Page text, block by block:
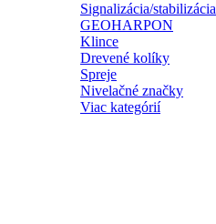
Signalizácia/stabilizácia
GEOHARPON
Klince
Drevené kolíky
Spreje
Nivelačné značky
Viac kategórií